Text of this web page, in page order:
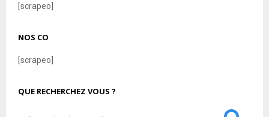
[scrapeo]
NOS CO
[scrapeo]
QUE RECHERCHEZ VOUS ?